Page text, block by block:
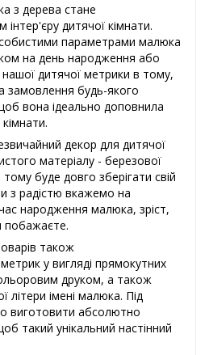
з дерева стане
дитячої кімнати.
параметрами малюка
на день народження або
дитячої метрики в тому,
замовлення будь-якого
вона ідеально доповнила
декор для дитячої
матеріалу - березової
буде довго зберігати свій
з радістю вкажемо на
народження малюка, зріст,
побажаєте.
також
у вигляді прямокутних
друком, а також
імені малюка. Під
виготовити абсолютно
такий унікальний настінний